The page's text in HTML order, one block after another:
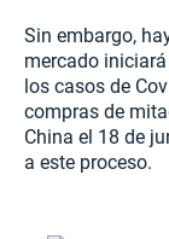
Sin embargo,
mercado
los casos de
compras de
China el 18 de
a este proceso.